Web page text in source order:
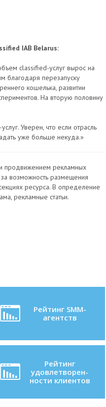
IAB Belarus:
classified-услуг вырос на
благодаря перезапуску
кошелька, развитии
На вторую половину
Уверен, что если отрасль
уже больше некуда.»
продвижением рекламных
возможность размещения
ресурса. В определение
рекламные статьи.
Рейтинг SMM-
агентств
Рейтинг
удовлетворен-
ности клиентов